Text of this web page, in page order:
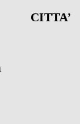
CITTA’